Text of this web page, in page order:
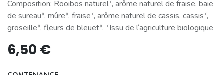
Composition: Rooibos naturel*, arôme naturel de fraise, baie
de sureau*, mûre*, fraise*, arôme naturel de cassis, cassis*,
groseille*, fleurs de bleuet*. *Issu de l‘agriculture biologique
6,50 €